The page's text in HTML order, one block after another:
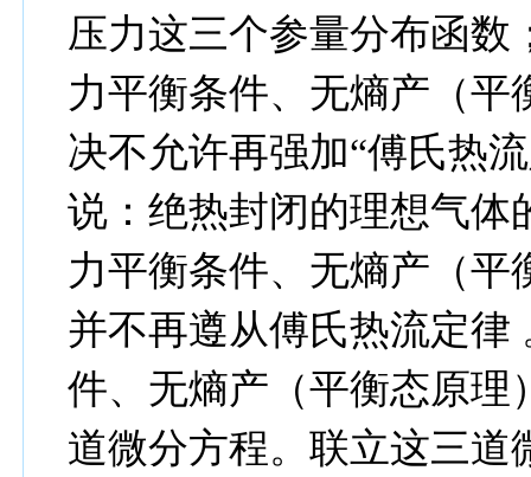
压力这三个参量分布函
力平衡条件、无熵产（
决不允许再强加“傅氏热
说：绝热封闭的理想气体
力平衡条件、无熵产（
并不再遵从傅氏热流定律
件、无熵产（平衡态原理
道微分方程。联立这三道